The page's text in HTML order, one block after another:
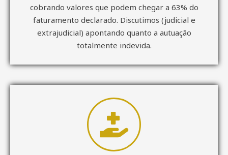
cobrando valores que podem chegar a 63% do
faturamento declarado. Discutimos (judicial e
extrajudicial) apontando quanto a autuação
totalmente indevida.